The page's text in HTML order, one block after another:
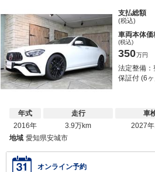
支払総額
(税込)
車両本体価
(税込)
350万円
法定整備：
保証付 (6
年式
2016年
走行
3.9万km
車
2027年
地域 愛知県安城市
オンライン予約